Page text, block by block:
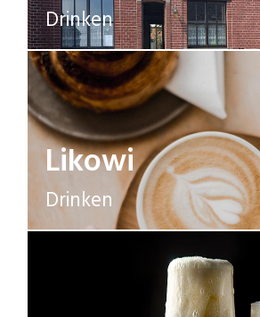
Drinken
Likowi
Drinken